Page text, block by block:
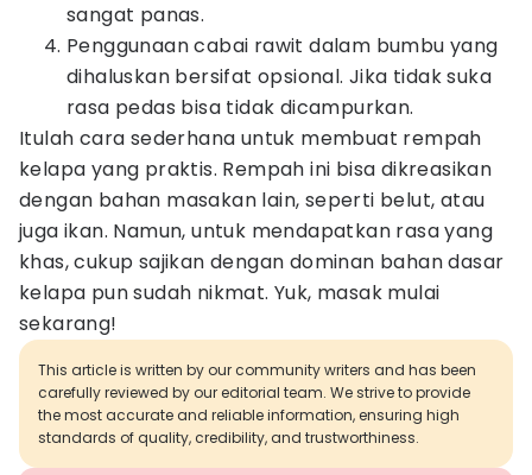
sangat panas.
Penggunaan cabai rawit dalam bumbu yang
dihaluskan bersifat opsional. Jika tidak suka
rasa pedas bisa tidak dicampurkan.
Itulah cara sederhana untuk membuat rempah
kelapa yang praktis. Rempah ini bisa dikreasikan
dengan bahan masakan lain, seperti belut, atau
juga ikan. Namun, untuk mendapatkan rasa yang
khas, cukup sajikan dengan dominan bahan dasar
kelapa pun sudah nikmat. Yuk, masak mulai
sekarang!
This article is written by our community writers and has been
carefully reviewed by our editorial team. We strive to provide
the most accurate and reliable information, ensuring high
standards of quality, credibility, and trustworthiness.